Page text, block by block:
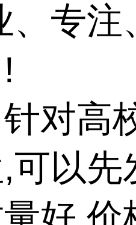
、专注
高
可以先
好,价